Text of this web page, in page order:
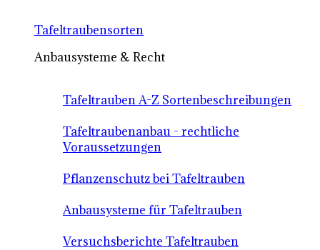
Tafeltraubensorten
Anbausysteme & Recht
Tafeltrauben A-Z Sortenbeschreibungen
Tafeltraubenanbau - rechtliche
Voraussetzungen
Pflanzenschutz bei Tafeltrauben
Anbausysteme für Tafeltrauben
Versuchsberichte Tafeltrauben